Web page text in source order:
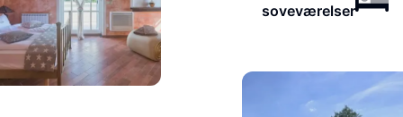
soveværelser